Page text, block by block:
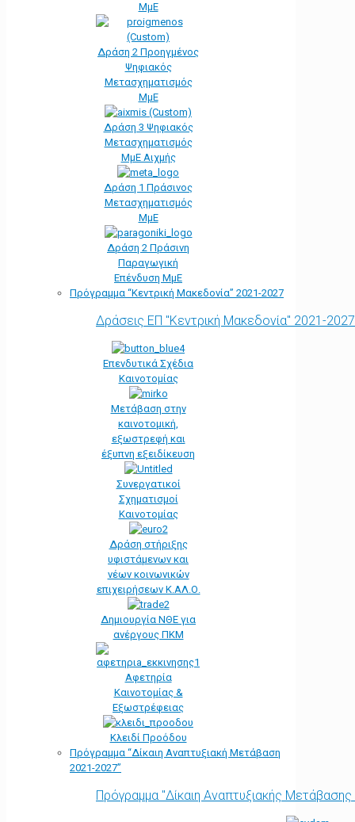
ΜμΕ
Δράση 2 Προηγμένος
Ψηφιακός
Μετασχηματισμός
ΜμΕ
Δράση 3 Ψηφιακός
Μετασχηματισμός
ΜμΕ Αιχμής
Δράση 1 Πράσινος
Μετασχηματισμός
ΜμΕ
Δράση 2 Πράσινη
Παραγωγική
Επένδυση ΜμΕ
Πρόγραμμα “Κεντρική Μακεδονία” 2021-2027
Δράσεις ΕΠ "Κεντρική Μακεδονία" 2021-2027
Επενδυτικά Σχέδια
Καινοτομίας
Μετάβαση στην
καινοτομική,
εξωστρεφή και
έξυπνη εξειδίκευση
Συνεργατικοί
Σχηματισμοί
Καινοτομίας
Δράση στήριξης
υφιστάμενων και
νέων κοινωνικών
επιχειρήσεων Κ.ΑΛ.Ο.
Δημιουργία ΝΘΕ για
ανέργους ΠΚΜ
Αφετηρία
Kαινοτομίας &
Εξωστρέφειας
Κλειδί Προόδου
Πρόγραμμα “Δίκαιη Αναπτυξιακή Μετάβαση
2021-2027”
Πρόγραμμα "Δίκαιη Αναπτυξιακής